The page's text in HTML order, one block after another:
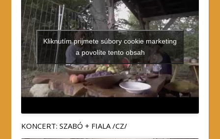
Kliknutím prijmete súbory cookie marketing
a povolíte tento obsah
KONCERT: SZABÓ + FIALA /CZ/